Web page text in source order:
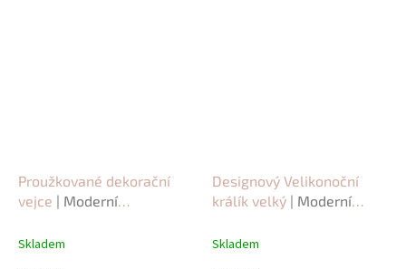
Proužkované dekorační
vejce | Moderní
Skladem
Designový Velikonoční
králík velký | Moderní
Skladem